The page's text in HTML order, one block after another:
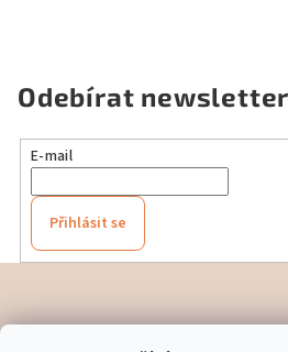
Odebírat newsletter
E-mail
Přihlásit se
p